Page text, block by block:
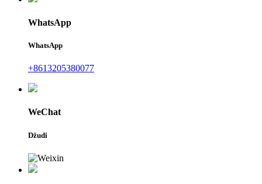
WhatsApp
WhatsApp
+8613205380077
WeChat
Džudi